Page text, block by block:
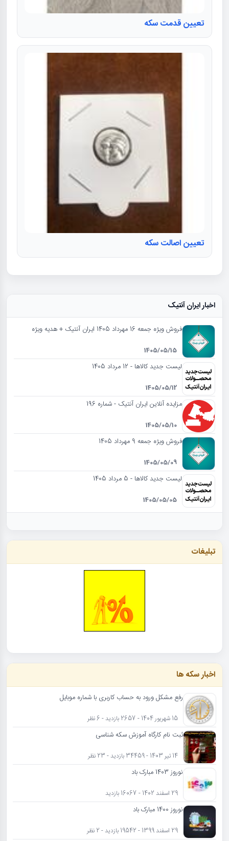
تعیین قدمت سکه
تعیین اصالت سکه
اخبار ایران آنتیک
فروش ویژه جمعه 16 مهرداد 1405 ایران آنتیک + هدیه ویژه
1405/05/15
لیست جدید کالاها - 12 مرداد 1405
1405/05/12
مزایده آنلاین ایران آنتیک - شماره 196
1405/05/10
فروش ویژه جمعه 9 مهرداد 1405
1405/05/09
لیست جدید کالاها - 5 مرداد 1405
1405/05/05
تبلیغات
اخبار سکه ها
رفع مشکل ورود به حساب کاربری با شماره موبایل
15 شهریور 1404 - 2657 بازدید - 6 نظر
ثبت نام کارگاه آموزش سکه شناسی
14 تیر 1403 - 34459 بازدید - 23 نظر
نوروز 1403 مبارک باد
29 اسفند 1402 - 16067 بازدید
نوروز 1400 مبارک باد
29 اسفند 1399 - 19542 بازدید - 2 نظر